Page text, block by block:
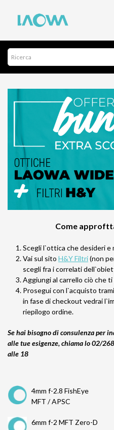
Come
Scegli l`ottica che desideri e
Vai sul sito H&Y Filtri(non
scegli fra i correlati
Aggiungi al carrello ciò che
Prosegui con l`acquisto
in fase di checkout vedrai
riepilogo ordine.
Se hai bisogno di consulenza per
alle tue esigenze,chiama lo 02/
alle 18
4mm f-2.8 FishEye
MFT / APSC
6mm f-2 MFT Zero-D